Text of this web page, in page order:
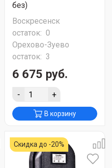
без)
Воскресенск
остаток: 0
Орехово-Зуево
остаток: 3
6 675 руб.
- +
В корзину
Скидка до -20%